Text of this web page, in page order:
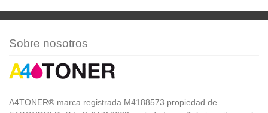
Sobre nosotros
A4TONER® marca registrada M4188573 propiedad de